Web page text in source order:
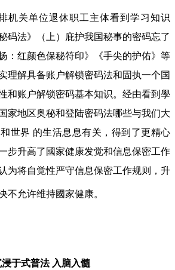
机关单位退休职工主体看到学习知识
码法》（上）庇护我国秘事的密码忘了
：红颜色保秘符印》《手尖的护佑》等
理解具备账户解锁密码法和固执一个国
和账户解锁密码基本知识。经由看到學
家地区奥秘和登陆密码法哪些与我们大
世界 的生活息息有关，得到了更精心
步升高了國家健康发觉和信息保密工作
为将自觉性严守信息保密工作规则，升
不允许维持國家健康。
浸于式普法 入脑入髓